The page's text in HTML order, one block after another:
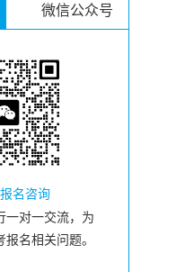
微信公众号
名咨询
一对一交流，为
名相关问题。